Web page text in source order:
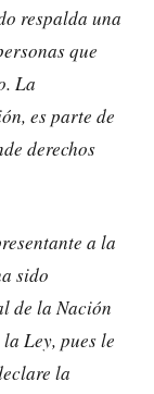
respalda una
que
La
es parte de
derechos
a la
sido
de la Nación
Ley, pues le
la